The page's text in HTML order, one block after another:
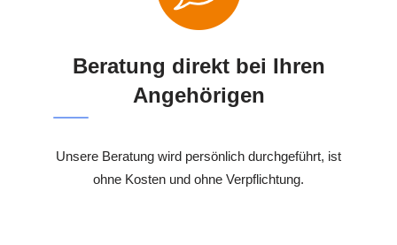
Beratung direkt bei Ihren
Angehörigen
Unsere Beratung wird persönlich durchgeführt, ist
ohne Kosten und ohne Verpflichtung.